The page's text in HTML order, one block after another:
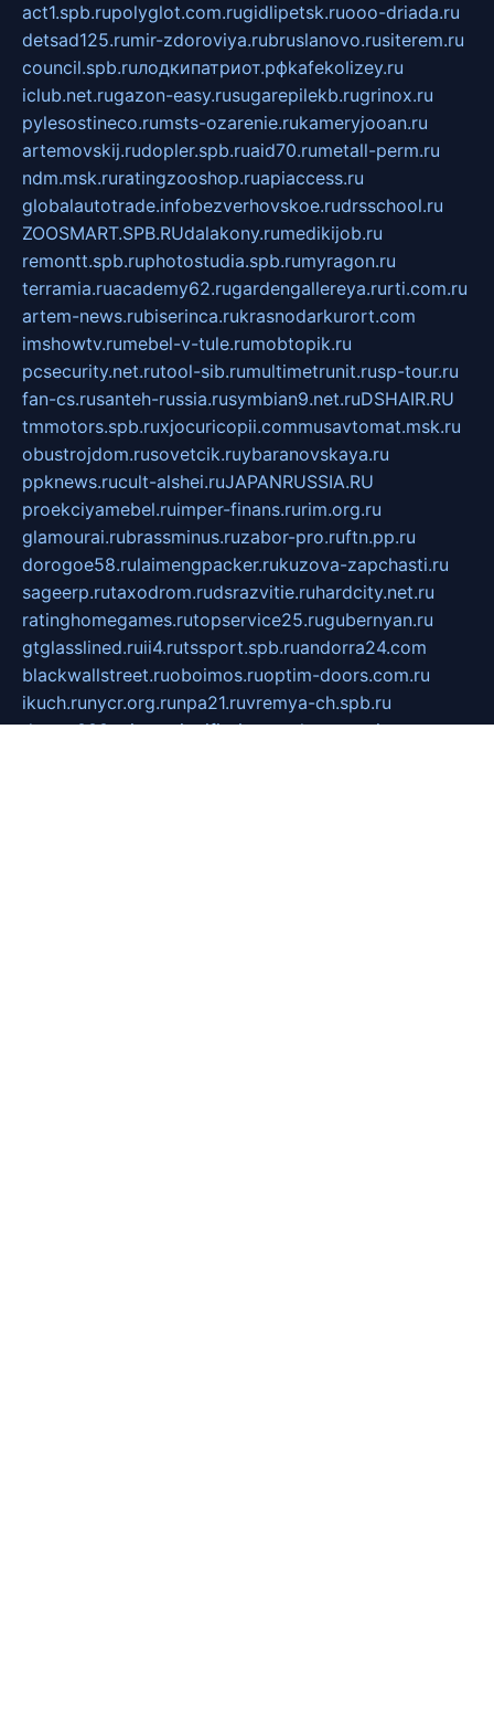
act1.spb.rupolyglot.com.rugidlipetsk.ruooo-driada.ru
detsad125.rumir-zdoroviya.rubruslanovo.rusiterem.ru
council.spb.ruлодкипатриот.рфkafekolizey.ru
iclub.net.rugazon-easy.rusugarepilekb.rugrinox.ru
pylesostineco.rumsts-ozarenie.rukameryjooan.ru
artemovskij.rudopler.spb.ruaid70.rumetall-perm.ru
ndm.msk.ruratingzooshop.ruapiaccess.ru
globalautotrade.infobezverhovskoe.rudrsschool.ru
ZOOSMART.SPB.RUdalakony.rumedikijob.ru
remontt.spb.ruphotostudia.spb.rumyragon.ru
terramia.ruacademy62.rugardengallereya.rurti.com.ru
artem-news.rubiserinca.rukrasnodarkurort.com
imshowtv.rumebel-v-tule.rumobtopik.ru
pcsecurity.net.rutool-sib.rumultimetrunit.rusp-tour.ru
fan-cs.rusanteh-russia.rusymbian9.net.ruDSHAIR.RU
tmmotors.spb.ruxjocuricopii.commusavtomat.msk.ru
obustrojdom.rusovetcik.ruybaranovskaya.ru
ppknews.rucult-alshei.ruJAPANRUSSIA.RU
proekciyamebel.ruimper-finans.rurim.org.ru
glamourai.rubrassminus.ruzabor-pro.ruftn.pp.ru
dorogoe58.rulaimengpacker.rukuzova-zapchasti.ru
sageerp.rutaxodrom.rudsrazvitie.ruhardcity.net.ru
ratinghomegames.rutopservice25.rugubernyan.ru
gtglasslined.ruii4.rutssport.spb.ruandorra24.com
blackwallstreet.ruoboimos.ruoptim-doors.com.ru
ikuch.runycr.org.runpa21.ruvremya-ch.spb.ru
desert000.ruivtorgi.ruifiori.rucatalog-statei.ru